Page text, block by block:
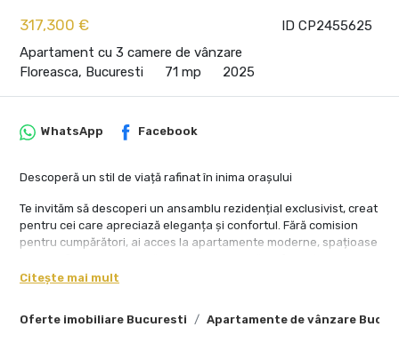
ID CP2455625
317,300 €
Apartament cu 3 camere de vânzare
Floreasca, Bucuresti
71 mp 2025
Oferte imobiliare Bucuresti Apartamente de vânzare
WhatsApp Facebook
Descoperă un stil de viață rafinat în inima orașului
Te invităm să descoperi un ansamblu rezidențial exclusivist, creat
pentru cei care apreciază eleganța și confortul. Fără comision
pentru cumpărători, ai acces la apartamente moderne, spațioase
Lobby impresionant de 7 metri înălțime, ideal pentru întâlniri,
Citește mai mult